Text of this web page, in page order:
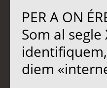
PER A ON
Som al
diem